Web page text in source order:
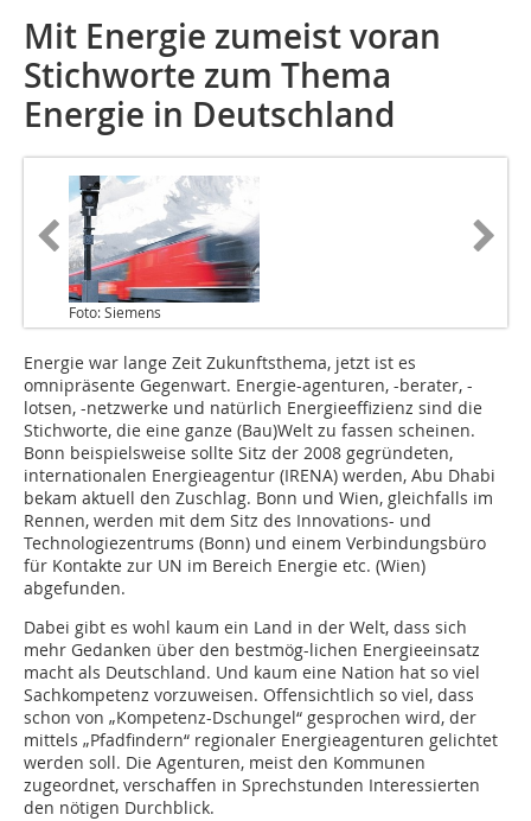
Mit Energie zumeist voran
Stichworte zum Thema
Energie in Deutschland
Foto: Siemens
Energie war lange Zeit Zukunftsthema, jetzt ist es
omnipräsente Gegenwart. Energie-agenturen, -berater, -
lotsen, -netzwerke und natürlich Energieeffizienz sind die
Stichworte, die eine ganze (Bau)Welt zu fassen scheinen.
Bonn beispielsweise sollte Sitz der 2008 gegründeten,
internationalen Energieagentur (IRENA) werden, Abu Dhabi
bekam aktuell den Zuschlag. Bonn und Wien, gleichfalls im
Rennen, werden mit dem Sitz des Innovations- und
Technologiezentrums (Bonn) und einem Verbindungsbüro
für Kontakte zur UN im Bereich Energie etc. (Wien)
abgefunden.
Dabei gibt es wohl kaum ein Land in der Welt, dass sich
mehr Gedanken über den bestmög-lichen Energieeinsatz
macht als Deutschland. Und kaum eine Nation hat so viel
Sachkompetenz vorzuweisen. Offensichtlich so viel, dass
schon von „Kompetenz-Dschungel“ gesprochen wird, der
mittels „Pfadfindern“ regionaler Energieagenturen gelichtet
werden soll. Die Agenturen, meist den Kommunen
zugeordnet, verschaffen in Sprechstunden Interessierten
den nötigen Durchblick.